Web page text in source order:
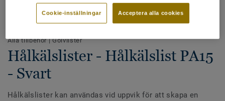
Hela kollektionen - LRV och NCS (5)
Alla tillbehör|Golvlister
Hålkälslister - Hålkälslist PA15
- Svart
Hålkälslister kan användas vid uppvik för att skapa en
Acceptera alla cookies
Cookie-inställningar